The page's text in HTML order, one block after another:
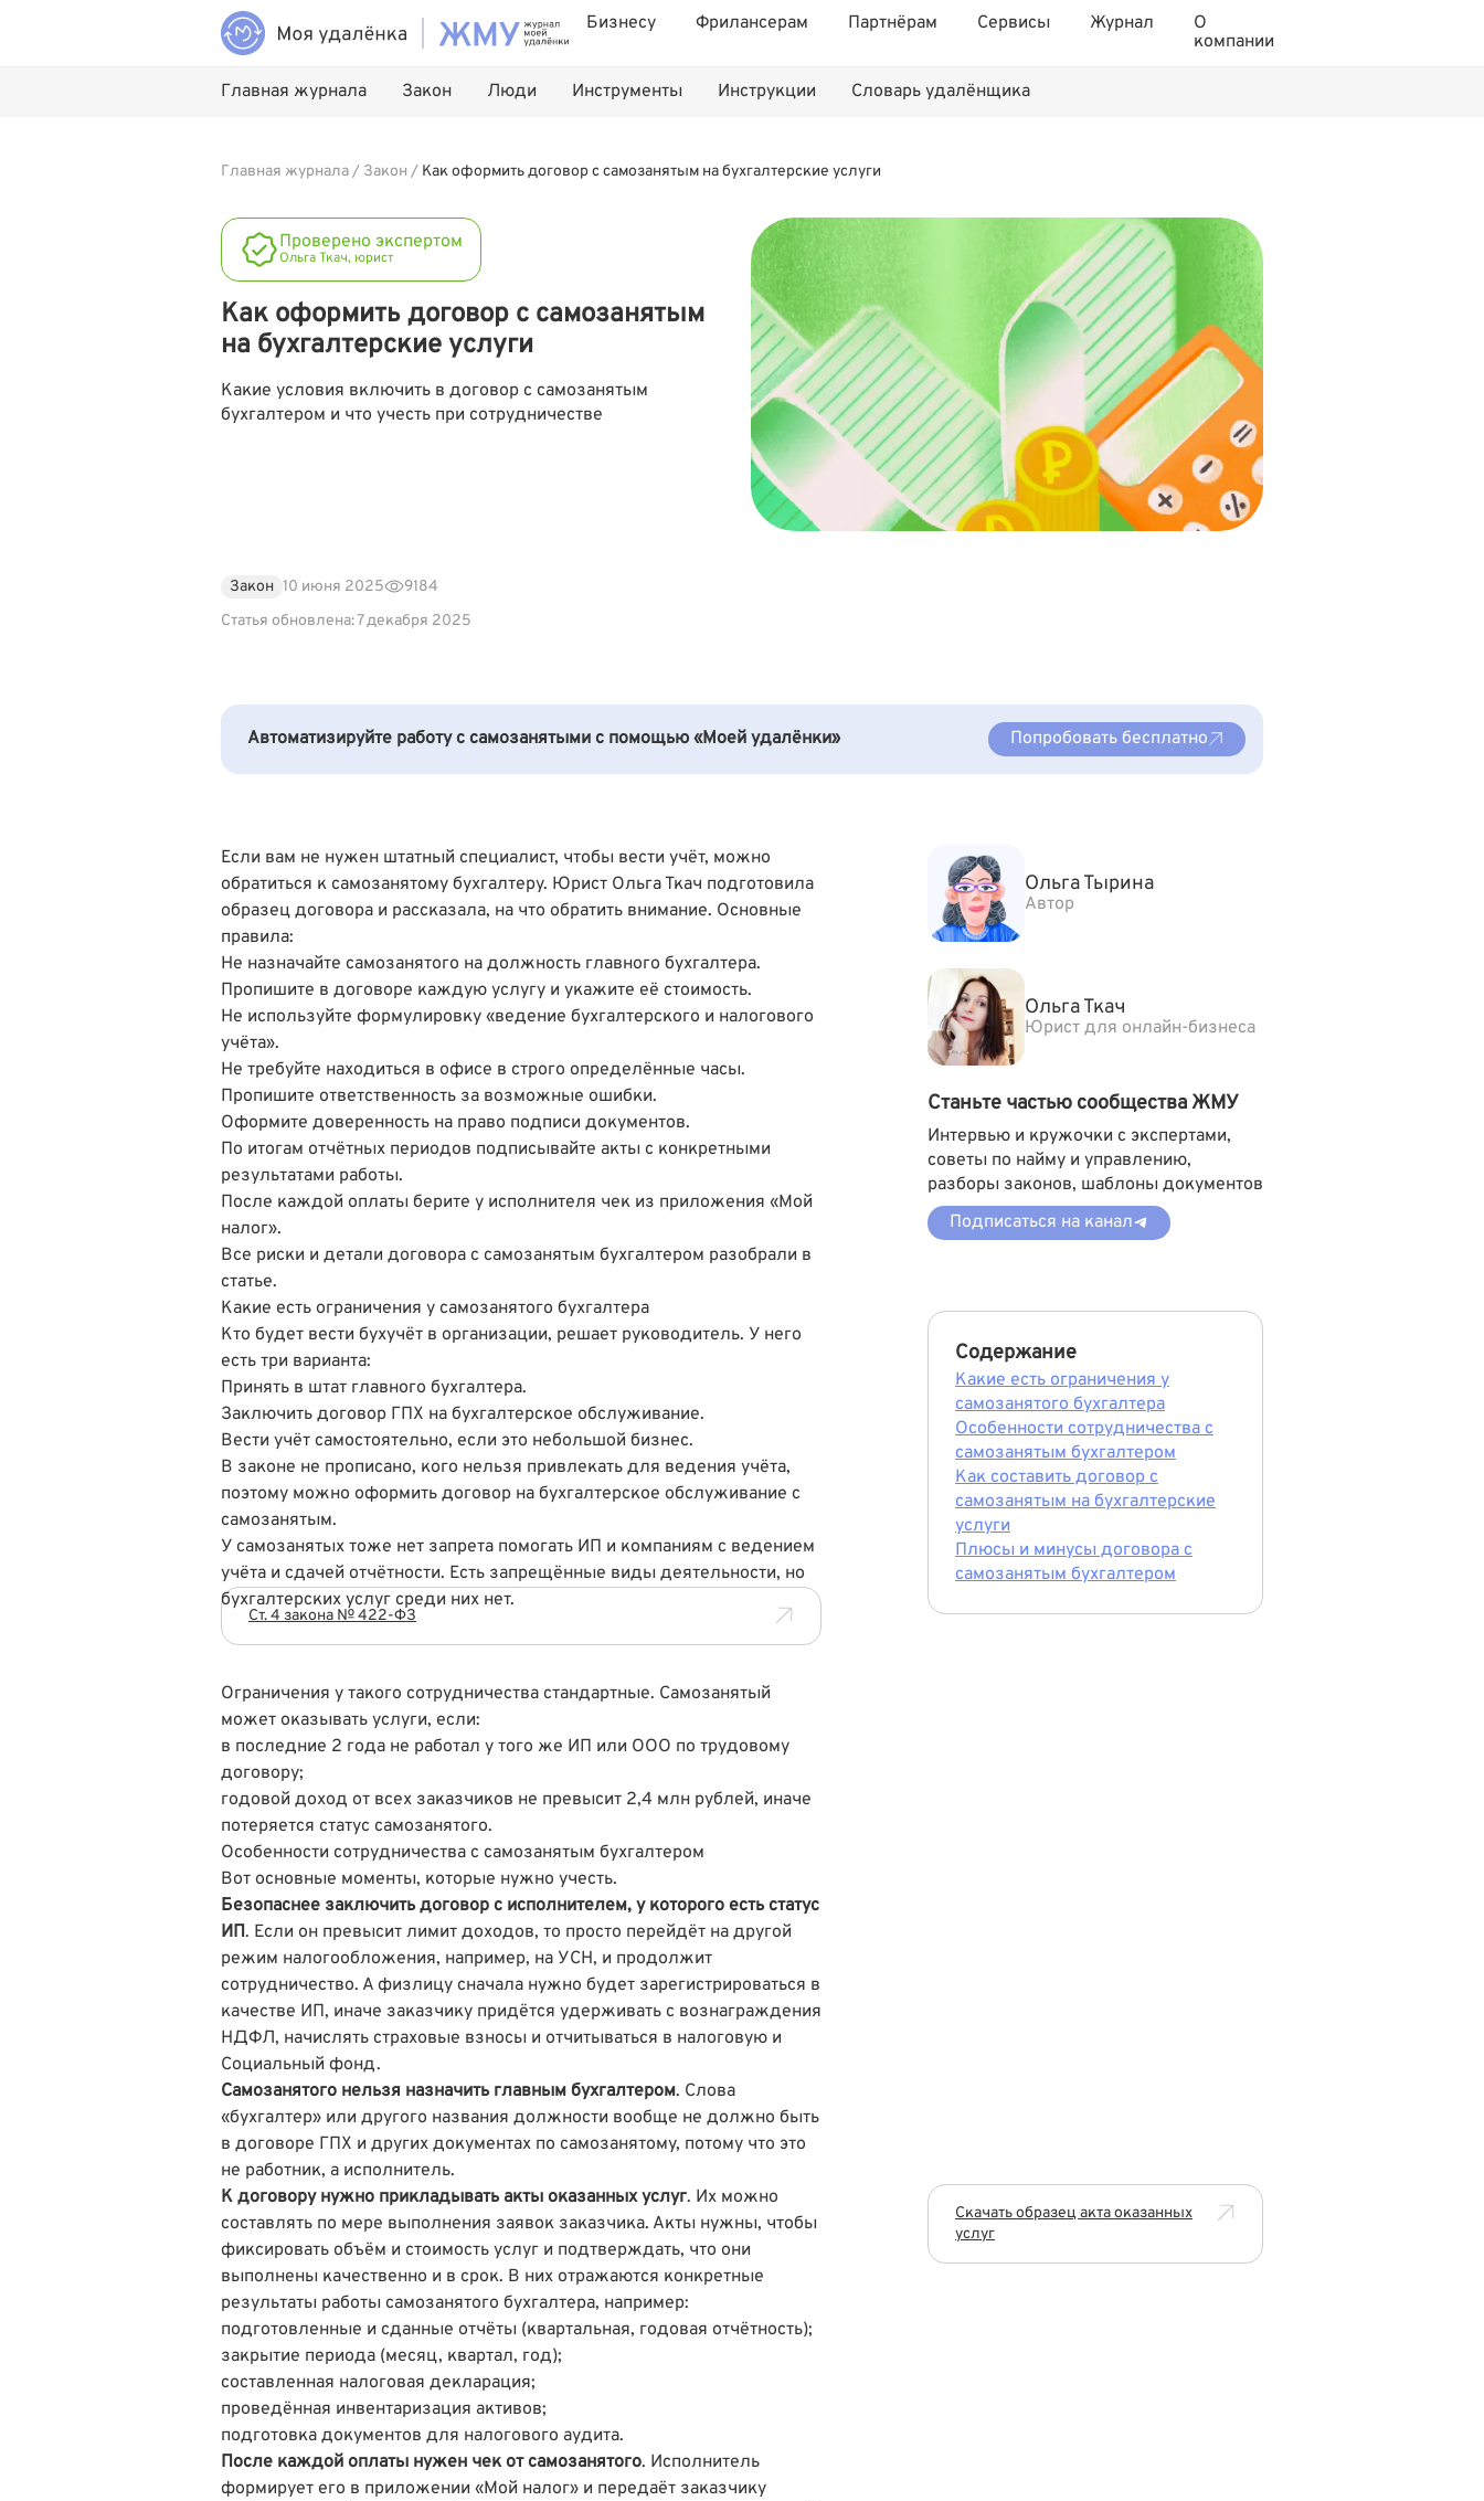
Бизнесу Фрилансерам Партнёрам Сервисы Журнал
О
компании
Главная журнала Закон Люди Инструменты Инструкции Словарь удалёнщика
Главная журнала/ Закон / Как оформить договор с самозанятым на бухгалтерские услуги
Проверено экспертом
Ольга Ткач, юрист
Как оформить договор с самозанятым
на бухгалтерские услуги
Какие условия включить в договор с самозанятым
бухгалтером и что учесть при сотрудничестве
Закон 10 июня 2025
9184
Статья обновлена: 7 декабря 2025
Автоматизируйте работу с самозанятыми с помощью «Моей удалёнки» Попробовать бесплатно
Если вам не нужен штатный специалист, чтобы вести учёт, можно
обратиться к самозанятому бухгалтеру. Юрист Ольга Ткач подготовила
образец договора и рассказала, на что обратить внимание. Основные
правила:
Не назначайте самозанятого на должность главного бухгалтера.
Пропишите в договоре каждую услугу и укажите её стоимость.
Не используйте формулировку «ведение бухгалтерского и налогового
учёта».
Не требуйте находиться в офисе в строго определённые часы.
Пропишите ответственность за возможные ошибки.
Оформите доверенность на право подписи документов.
По итогам отчётных периодов подписывайте акты с конкретными
результатами работы.
После каждой оплаты берите у исполнителя чек из приложения «Мой
налог».
Все риски и детали договора с самозанятым бухгалтером разобрали в
статье.
Какие есть ограничения у самозанятого бухгалтера
Кто будет вести бухучёт в организации, решает руководитель. У него
есть три варианта:
Принять в штат главного бухгалтера.
Заключить договор ГПХ на бухгалтерское обслуживание.
Вести учёт самостоятельно, если это небольшой бизнес.
В законе не прописано, кого нельзя привлекать для ведения учёта,
поэтому можно оформить договор на бухгалтерское обслуживание с
самозанятым.
У самозанятых тоже нет запрета помогать ИП и компаниям с ведением
учёта и сдачей отчётности. Есть запрещённые виды деятельности, но
бухгалтерских услуг среди них нет.
Ст. 4 закона № 422-ФЗ
Ограничения у такого сотрудничества стандартные. Самозанятый
может оказывать услуги, если:
в последние 2 года не работал у того же ИП или ООО по трудовому
договору;
годовой доход от всех заказчиков не превысит 2,4 млн рублей, иначе
потеряется статус самозанятого.
Особенности сотрудничества с самозанятым бухгалтером
Вот основные моменты, которые нужно учесть.
Безопаснее заключить договор с исполнителем, у которого есть статус
ИП. Если он превысит лимит доходов, то просто перейдёт на другой
режим налогообложения, например, на УСН, и продолжит
сотрудничество. А физлицу сначала нужно будет зарегистрироваться в
качестве ИП, иначе заказчику придётся удерживать с вознаграждения
НДФЛ, начислять страховые взносы и отчитываться в налоговую и
Социальный фонд.
Самозанятого нельзя назначить главным бухгалтером. Слова
«бухгалтер» или другого названия должности вообще не должно быть
в договоре ГПХ и других документах по самозанятому, потому что это
не работник, а исполнитель.
К договору нужно прикладывать акты оказанных услуг. Их можно
составлять по мере выполнения заявок заказчика. Акты нужны, чтобы
фиксировать объём и стоимость услуг и подтверждать, что они
выполнены качественно и в срок. В них отражаются конкретные
результаты работы самозанятого бухгалтера, например:
подготовленные и сданные отчёты (квартальная, годовая отчётность);
закрытие периода (месяц, квартал, год);
составленная налоговая декларация;
проведённая инвентаризация активов;
подготовка документов для налогового аудита.
После каждой оплаты нужен чек от самозанятого. Исполнитель
формирует его в приложении «Мой налог» и передаёт заказчику
Ольга Тырина
Автор
Ольга Ткач
Юрист для онлайн-бизнеса
Станьте частью сообщества ЖМУ
Интервью и кружочки с экспертами,
советы по найму и управлению,
разборы законов, шаблоны документов
Подписаться на канал
Содержание
Какие есть ограничения у
самозанятого бухгалтера
Особенности сотрудничества с
самозанятым бухгалтером
Как составить договор с
самозанятым на бухгалтерские
услуги
Плюсы и минусы договора с
самозанятым бухгалтером
Скачать образец акта оказанных
услуг